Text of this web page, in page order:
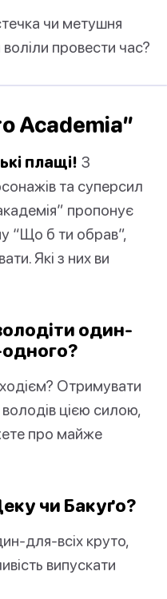
чи метушня
провести час?
Academia”
плащі! З
та суперсил
пропонує
“Що б ти обрав”,
Які з них ви
один-
одного?
Отримувати
цією силою,
про майже
чи Бакуґо?
для-всіх круто,
випускати